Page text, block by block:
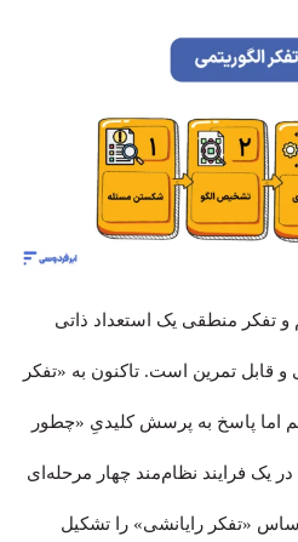
تفکر منطقی یک استعداد ذاتی
قابل تمرین است. تاکنون به «تفکر
اما پاسخ به پرسش کلیدیِ «چطور
در یک فرایند نظام‌مند چهار مرحله‌ای
«تفکر رایانشی» را تشکیل